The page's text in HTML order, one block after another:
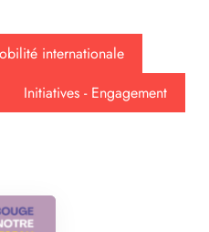
internationale
Initiatives - Engagement